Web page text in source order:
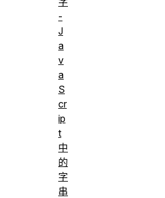
-
J
a
v
a
S
cr
ip
t
中
的
字
串